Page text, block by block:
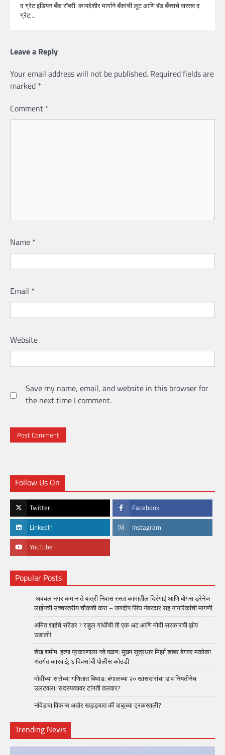
द ग्रेट इंडियन बँक रॉबरी: कायदेशीर मार्गाने बँकांची लूट आणि बॅड बँक्सचे वास्तव द
ग्रेट…
Leave a Reply
Your email address will not be published. Required fields are
marked *
Comment *
Name *
Email *
Website
Save my name, email, and website in this browser for
the next time I comment.
Follow Us On
Twitter Facebook
LinkedIn Instagram
YouTube
Popular Posts
अबचल नगर कमान ते यात्री निवास रस्ता कामातील दिरंगाई आणि बोगस ड्रेनेज
लाईनची उच्चस्तरीय चौकशी करा – जगदीप सिंघ नंबरदार सह नागरिकांची मागणी
अमित शाहंचे सरेंडर ? राहुल गांधींची ती एक अट आणि मोदी सरकारची झोप
उडाली!
शेख शमीम हत्या प्रकरणाला नवे वळण: मुख्य सूत्रधार मिर्झा शब्बर बेगवर मकोका
अंतर्गत कारवाई; ६ दिवसांची पोलीस कोठडी
मोदींच्या सत्तेच्या गणितात बिघाड: बंगालच्या २० खासदारांचा डाव नियतीनेच
उलटवला! सदस्यत्वावर टांगती तलवार?
नांदेडचा विकास अखेर खड्ड्यात की वाळूच्या ट्रकखाली?
Trending News